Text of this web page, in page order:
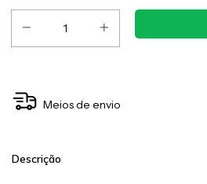
Meios de envio
Descrição